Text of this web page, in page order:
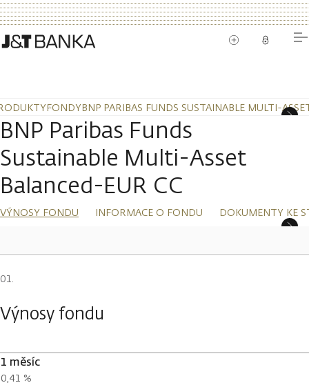
FONDYBNP PARIBAS FUNDS SUSTAINABLE MULTI-
BNP Paribas Funds
Sustainable Multi-Asset
Balanced-EUR CC
VÝNOSY FONDU INFORMACE O FONDU DOKUMENTY KE
Výnosy fondu
1 měsíc
0,41 %